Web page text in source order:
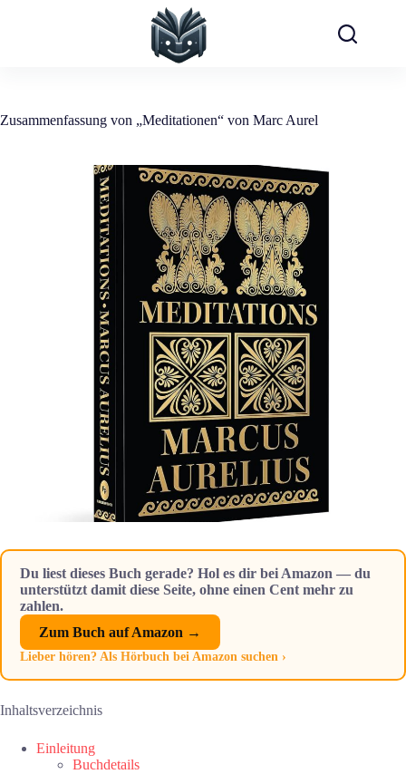
Zusammenfassung von „Meditationen“ von Marc Aurel
Du liest dieses Buch gerade? Hol es dir bei Amazon — du
unterstützt damit diese Seite, ohne einen Cent mehr zu
zahlen.
Zum Buch auf Amazon →
Lieber hören? Als Hörbuch bei Amazon suchen ›
Inhaltsverzeichnis
Einleitung
Buchdetails